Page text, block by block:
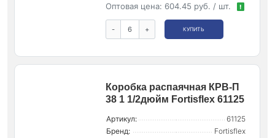
Оптовая цена: 604.45 руб. / шт. !
- + КУПИТЬ
Коробка распаячная КРВ-П
38 1 1/2дюйм Fortisflex 61125
Артикул:
61125
Бренд:
Fortisflex